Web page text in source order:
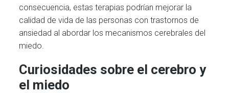
consecuencia, estas terapias podrían mejorar la
calidad de vida de las personas con trastornos de
ansiedad al abordar los mecanismos cerebrales del
miedo.
Curiosidades sobre el cerebro y
el miedo